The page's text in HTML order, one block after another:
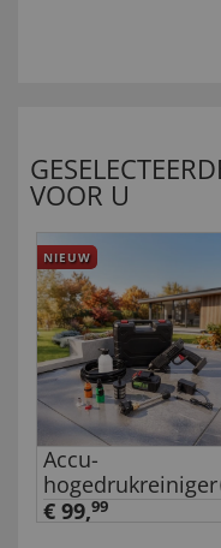
VOOR U
NIEUW
Accu-
hogedrukreiniger
€ 99,99